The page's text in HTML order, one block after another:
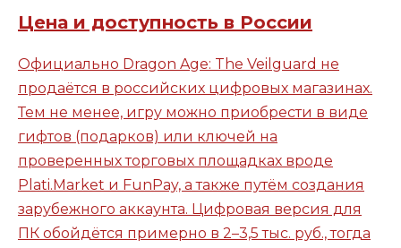
Цена и доступность в России
Официально Dragon Age: The Veilguard не
продаётся в российских цифровых магазинах.
Тем не менее, игру можно приобрести в виде
гифтов (подарков) или ключей на
проверенных торговых площадках вроде
Plati.Market и FunPay, а также путём создания
зарубежного аккаунта. Цифровая версия для
ПК обойдётся примерно в 2–3,5 тыс. руб., тогда